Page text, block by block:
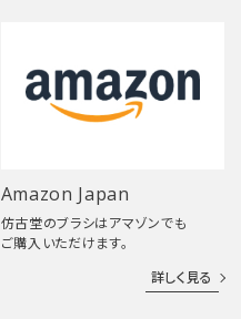
Amazon Japan
仿古堂のブラシはアマゾンでも
ご購入いただけます。
詳しく見る